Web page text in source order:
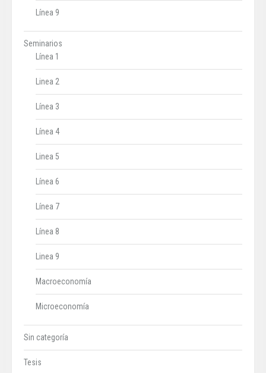
Línea 9
Seminarios
Línea 1
Linea 2
Línea 3
Línea 4
Linea 5
Línea 6
Línea 7
Línea 8
Linea 9
Macroeconomía
Microeconomía
Sin categoría
Tesis